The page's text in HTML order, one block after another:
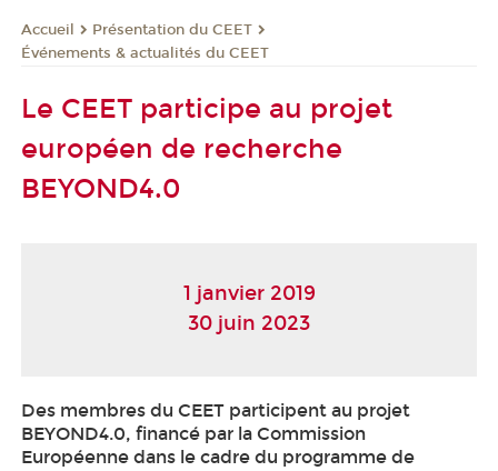
Accueil
Présentation du CEET
Événements & actualités du CEET
Le CEET participe au projet
européen de recherche
BEYOND4.0
1 janvier 2019
30 juin 2023
Des membres du CEET participent au projet
BEYOND4.0, financé par la Commission
Européenne dans le cadre du programme de